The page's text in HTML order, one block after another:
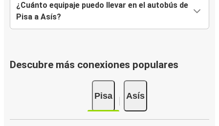
¿Cuánto equipaje puedo llevar en el autobús de
Pisa a Asís?
Descubre más conexiones populares
Pisa Asís